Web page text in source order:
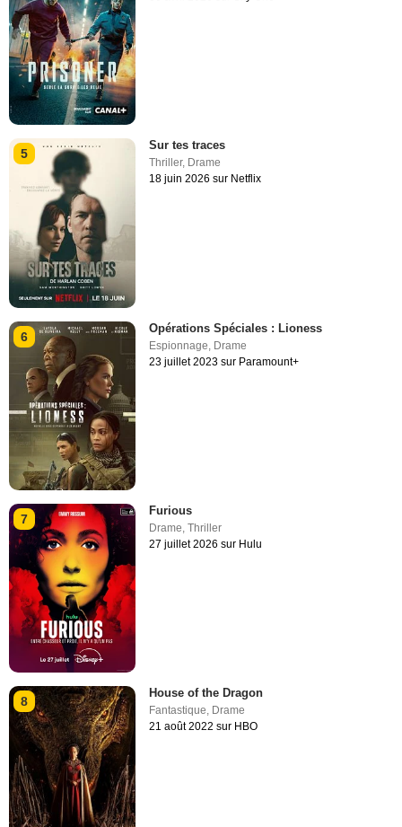
5
Sur tes traces
Thriller, Drame
18 juin 2026 sur Netflix
6
Opérations Spéciales : Lioness
Espionnage Drame
23 juillet 2023 sur Paramount+
7
Furious
Drame,Thriller
27 juillet 2026 sur Hulu
8
House of the Dragon
Fantastique, Drame
21 août 2022 sur HBO